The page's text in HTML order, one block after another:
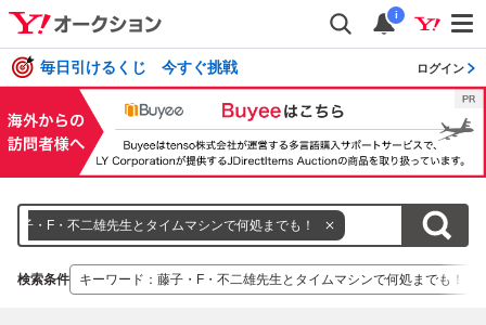
i
毎日引けるくじ 今すぐ挑戦 ログイン
藤子・F・不二雄先生とタイムマシンで何処までも！
検索条件 キーワード ： 藤子・F・不二雄先生とタイムマシンで何処までも！